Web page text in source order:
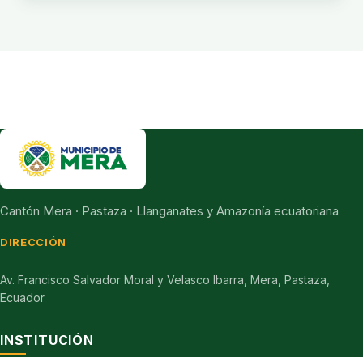
Cantón Mera · Pastaza · Llanganates y Amazonía ecuatoriana
DIRECCIÓN
Av. Francisco Salvador Moral y Velasco Ibarra, Mera, Pastaza,
Ecuador
INSTITUCIÓN